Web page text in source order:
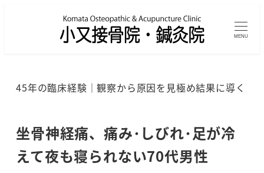
MENU
45年の臨床経験｜観察から原因を見極め結果に導く
坐骨神経痛、痛み･しびれ･足が冷
えて夜も寝られない70代男性